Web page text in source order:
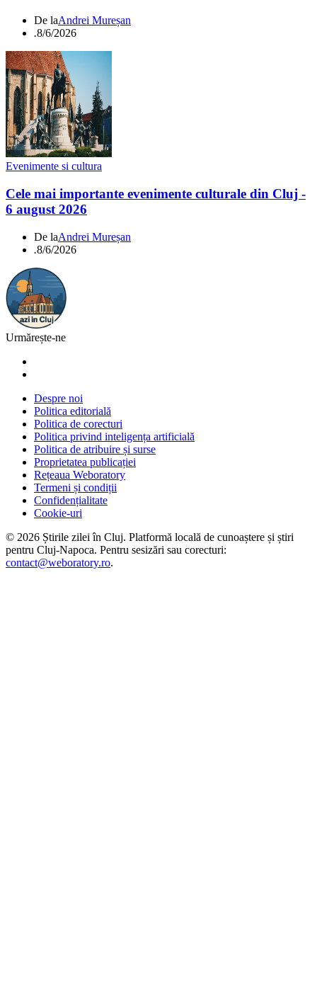
De laAndrei Mureșan
.8/6/2026
Evenimente si cultura
Cele mai importante evenimente culturale din Cluj -
6 august 2026
De laAndrei Mureșan
.8/6/2026
Urmărește-ne
Despre noi
Politica editorială
Politica de corecturi
Politica privind inteligența artificială
Politica de atribuire și surse
Proprietatea publicației
Rețeaua Weboratory
Termeni și condiții
Confidențialitate
Cookie-uri
© 2026 Știrile zilei în Cluj. Platformă locală de cunoaștere și știri
pentru Cluj-Napoca. Pentru sesizări sau corecturi:
contact@weboratory.ro.